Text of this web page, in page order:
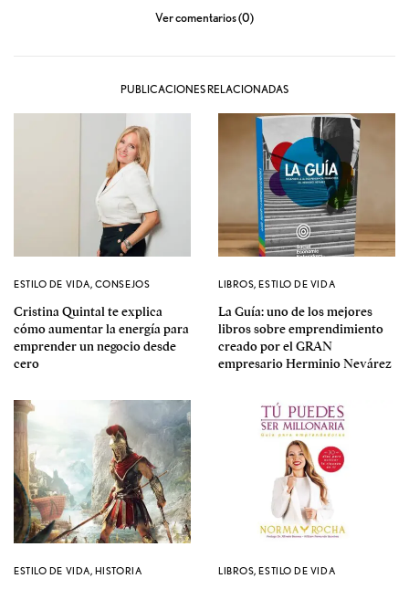
Ver comentarios (0)
PUBLICACIONES RELACIONADAS
ESTILO DE VIDA, CONSEJOS
Cristina Quintal te explica
cómo aumentar la energía para
emprender un negocio desde
cero
LIBROS,ESTILO DE VIDA
La Guía: uno de los mejores
libros sobre emprendimiento
creado por el GRAN
empresario Herminio Nevárez
ESTILO DE VIDA, HISTORIA LIBROS,ESTILO DE VIDA